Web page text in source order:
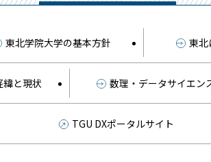
東北学院大学の基本方針 東北
と現状 数理・データサイエン
TGU DXポータルサイト